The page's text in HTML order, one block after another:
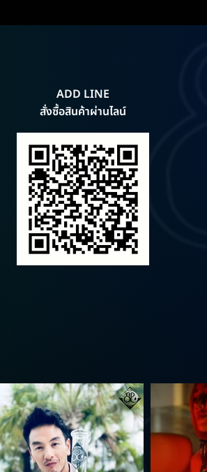
ADD LINE
สั่งซื้อสินค้าผ่านไลน์